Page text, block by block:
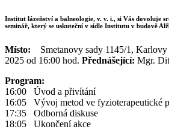
Institut lázeňství a balneologie, v. v. i., si Vás dovoluje
seminář, který se uskuteční v sídle Institutu v budově
Místo: Smetanovy sady 1145/1,
2025 od 16:00 hod. Přednášející: Mgr.
Program:
16:00 Úvod a přivítání
16:05 Vývoj metod ve fyzioterapeutické
17:35 Odborná diskuse
18:05 Ukončení akce